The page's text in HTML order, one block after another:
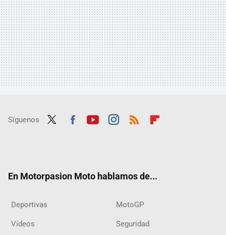
Síguenos
En Motorpasion Moto hablamos de...
Deportivas MotoGP
Vídeos Seguridad